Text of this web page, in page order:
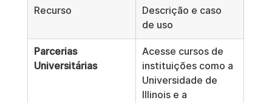
Recurso
Descrição e caso
de uso
Parcerias
Universitárias
Acesse cursos de
instituições como a
Universidade de
Illinois e a